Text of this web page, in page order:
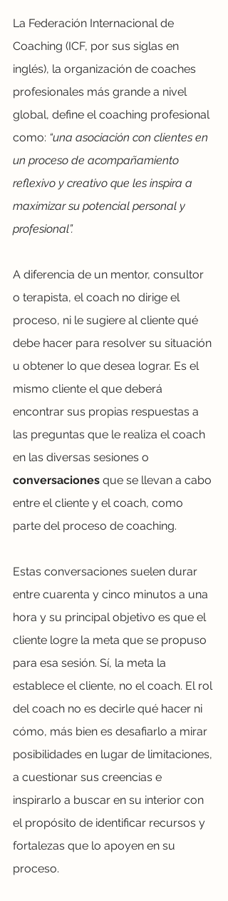
La Federación Internacional de
Coaching (ICF, por sus siglas en
inglés), la organización de coaches
profesionales más grande a nivel
global, define el coaching profesional
como: “una asociación con clientes en
un proceso de acompañamiento
reflexivo y creativo que les inspira a
maximizar su potencial personal y
profesional”.
A diferencia de un mentor, consultor
o terapista, el coach no dirige el
proceso, ni le sugiere al cliente qué
debe hacer para resolver su situación
u obtener lo que desea lograr. Es el
mismo cliente el que deberá
encontrar sus propias respuestas a
las preguntas que le realiza el coach
en las diversas sesiones o
conversaciones que se llevan a cabo
entre el cliente y el coach, como
parte del proceso de coaching.
Estas conversaciones suelen durar
entre cuarenta y cinco minutos a una
hora y su principal objetivo es que el
cliente logre la meta que se propuso
para esa sesión. Sí, la meta la
establece el cliente, no el coach. El rol
del coach no es decirle qué hacer ni
cómo, más bien es desafiarlo a mirar
posibilidades en lugar de limitaciones,
a cuestionar sus creencias e
inspirarlo a buscar en su interior con
el propósito de identificar recursos y
fortalezas que lo apoyen en su
proceso.